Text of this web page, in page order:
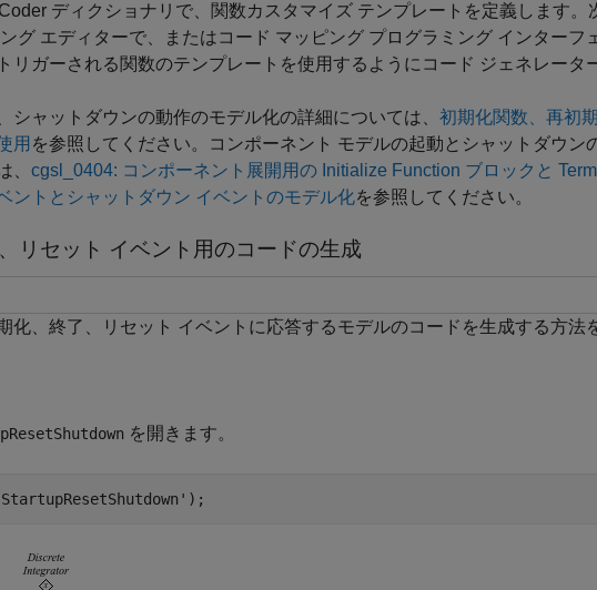
ディクショナリで、関数カスタマイズ テンプレートを定義します。
グ エディターで、またはコード マッピング プログラミング インターフ
リガーされる関数のテンプレートを使用するようにコード ジェネレータ
シャットダウンの動作のモデル化の詳細については、 初期化関数、再初
用 を参照してください。コンポーネント モデルの起動とシャットダウン
、 cgsl_0404: コンポーネント展開用の Initialize Function ブロックと
ントとシャットダウン イベントのモデル化を参照してください。
リセット イベント用のコードの生成
化、終了、リセット イベントに応答するモデルのコードを生成する方法
を開きます。
);